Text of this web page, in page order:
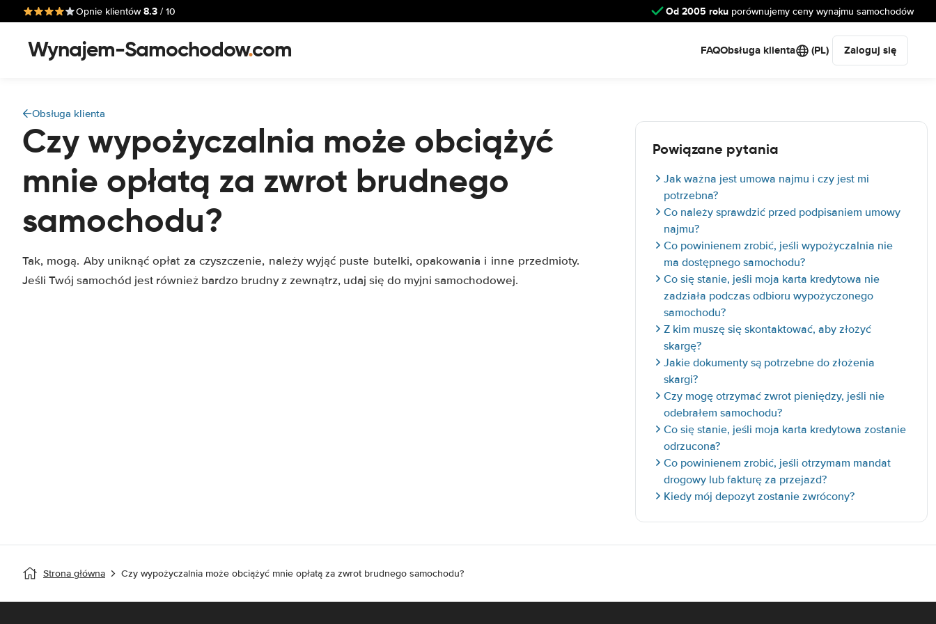
Opnie klientów8.3 / 10 Od 2005 roku porównujemy ceny wynajmu samochodów
Wynajem-Samochodow.com FAQObsługa klienta (PL) Zaloguj się
Obsługa klienta
Czy wypożyczalnia może obciążyć
mnie opłatą za zwrot brudnego
samochodu?
Tak, mogą. Aby uniknąć opłat za czyszczenie, należy wyjąć puste butelki, opakowania i inne przedmioty.
Jeśli Twój samochód jest również bardzo brudny z zewnątrz, udaj się do myjni samochodowej.
Powiązane pytania
Jak ważna jest umowa najmu i czy jest mi
potrzebna?
Co należy sprawdzić przed podpisaniem umowy
najmu?
Co powinienem zrobić, jeśli wypożyczalnia nie
ma dostępnego samochodu?
Co się stanie, jeśli moja karta kredytowa nie
zadziała podczas odbioru wypożyczonego
samochodu?
Z kim muszę się skontaktować, aby złożyć
skargę?
Jakie dokumenty są potrzebne do złożenia
skargi?
Czy mogę otrzymać zwrot pieniędzy, jeśli nie
odebrałem samochodu?
Co się stanie, jeśli moja karta kredytowa zostanie
odrzucona?
Co powinienem zrobić, jeśli otrzymam mandat
drogowy lub fakturę za przejazd?
Kiedy mój depozyt zostanie zwrócony?
Strona główna Czy wypożyczalnia może obciążyć mnie opłatą za zwrot brudnego samochodu?